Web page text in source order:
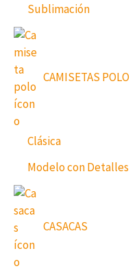
Sublimación
CAMISETAS POLO
Clásica
Modelo con Detalles
CASACAS